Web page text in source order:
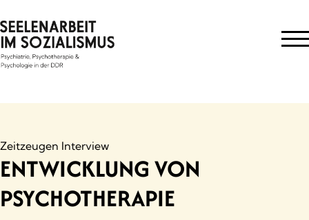
to
content
Zeitzeugen Interview
ENTWICKLUNG VON
PSYCHOTHERAPIE